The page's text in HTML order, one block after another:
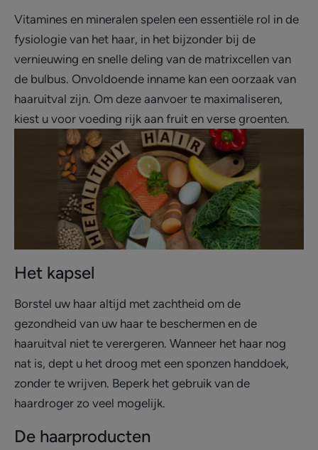
Vitamines en mineralen spelen een essentiële rol in de
fysiologie van het haar, in het bijzonder bij de
vernieuwing en snelle deling van de matrixcellen van
de bulbus. Onvoldoende inname kan een oorzaak van
haaruitval zijn. Om deze aanvoer te maximaliseren,
kiest u voor voeding rijk aan fruit en verse groenten.
Het kapsel
Borstel uw haar altijd met zachtheid om de
gezondheid van uw haar te beschermen en de
haaruitval niet te verergeren. Wanneer het haar nog
nat is, dept u het droog met een sponzen handdoek,
zonder te wrijven. Beperk het gebruik van de
haardroger zo veel mogelijk.
De haarproducten